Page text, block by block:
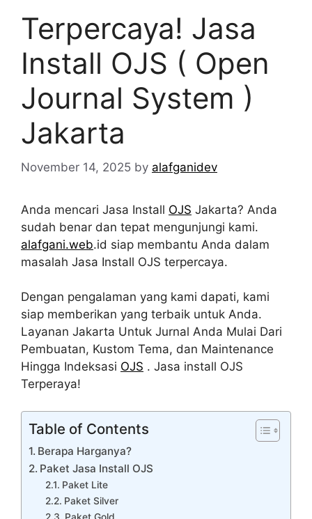
Terpercaya! Jasa
Install OJS ( Open
Journal System )
Jakarta
November 14, 2025 by alafganidev
Anda mencari Jasa Install OJS Jakarta? Anda
sudah benar dan tepat mengunjungi kami.
alafgani.web.id siap membantu Anda dalam
masalah Jasa Install OJS terpercaya.
Dengan pengalaman yang kami dapati, kami
siap memberikan yang terbaik untuk Anda.
Layanan Jakarta Untuk Jurnal Anda Mulai Dari
Pembuatan, Kustom Tema, dan Maintenance
Hingga Indeksasi OJS . Jasa install OJS
Terperaya!
Table of Contents
Berapa Harganya?
Paket Jasa Install OJS
Paket Lite
Paket Silver
Paket Gold